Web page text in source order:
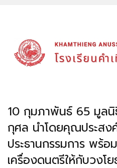
10 กุมภาพันธ์ 65 มูลนิ
กุศล นำโดยคุณประสง
ประธานกรรมการ พร้
เครื่องดนตรีให้กับวงโ